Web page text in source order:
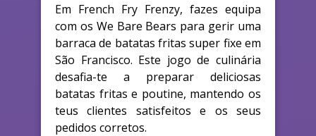
Em French Fry Frenzy, fazes equipa
com os We Bare Bears para gerir uma
barraca de batatas fritas super fixe em
São Francisco. Este jogo de culinária
desafia-te a preparar deliciosas
batatas fritas e poutine, mantendo os
teus clientes satisfeitos e os seus
pedidos corretos.